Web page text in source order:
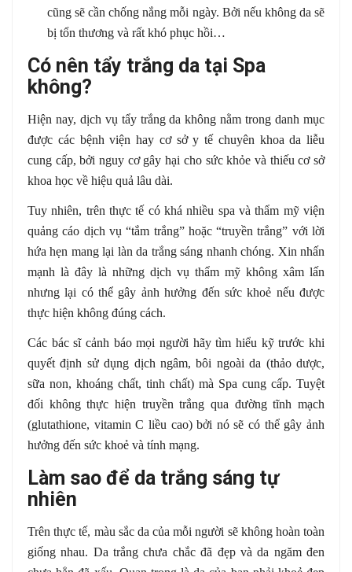
cũng sẽ cần chống nắng mỗi ngày. Bởi nếu không da sẽ
bị tổn thương và rất khó phục hồi…
Có nên tẩy trắng da tại Spa
không?
Hiện nay, dịch vụ tẩy trắng da không nằm trong danh mục
được các bệnh viện hay cơ sở y tế chuyên khoa da liễu
cung cấp, bởi nguy cơ gây hại cho sức khỏe và thiếu cơ sở
khoa học về hiệu quả lâu dài.
Tuy nhiên, trên thực tế có khá nhiều spa và thẩm mỹ viện
quảng cáo dịch vụ “tắm trắng” hoặc “truyền trắng” với lời
hứa hẹn mang lại làn da trắng sáng nhanh chóng. Xin nhấn
mạnh là đây là những dịch vụ thẩm mỹ không xâm lấn
nhưng lại có thể gây ảnh hưởng đến sức khoẻ nếu được
thực hiện không đúng cách.
Các bác sĩ cảnh báo mọi người hãy tìm hiểu kỹ trước khi
quyết định sử dụng dịch ngâm, bôi ngoài da (thảo dược,
sữa non, khoáng chất, tinh chất) mà Spa cung cấp. Tuyệt
đối không thực hiện truyền trắng qua đường tĩnh mạch
(glutathione, vitamin C liều cao) bởi nó sẽ có thể gây ảnh
hưởng đến sức khoẻ và tính mạng.
Làm sao để da trắng sáng tự
nhiên
Trên thực tế, màu sắc da của mỗi người sẽ không hoàn toàn
giống nhau. Da trắng chưa chắc đã đẹp và da ngăm đen